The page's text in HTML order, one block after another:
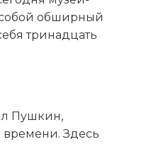
обширный
тринадцать
Пушкин,
времени. Здесь